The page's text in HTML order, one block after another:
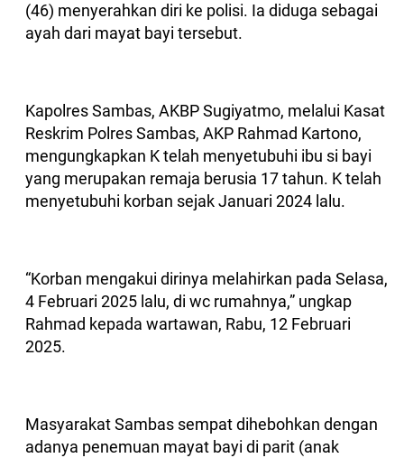
(46) menyerahkan diri ke polisi. Ia diduga sebagai
ayah dari mayat bayi tersebut.
Kapolres Sambas, AKBP Sugiyatmo, melalui Kasat
Reskrim Polres Sambas, AKP Rahmad Kartono,
mengungkapkan K telah menyetubuhi ibu si bayi
yang merupakan remaja berusia 17 tahun. K telah
menyetubuhi korban sejak Januari 2024 lalu.
“Korban mengakui dirinya melahirkan pada Selasa,
4 Februari 2025 lalu, di wc rumahnya,” ungkap
Rahmad kepada wartawan, Rabu, 12 Februari
2025.
Masyarakat Sambas sempat dihebohkan dengan
adanya penemuan mayat bayi di parit (anak